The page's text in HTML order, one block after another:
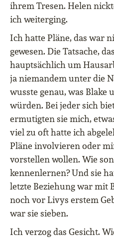
ihrem Tresen. Helen
ich weiterging.
Ich hatte Pläne, das war
gewesen. Die Tatsache,
hauptsächlich um
ja niemandem unter die
wusste genau, was Blake
würden. Bei jeder sich
ermutigten sie mich,
viel zu oft hatte ich
Pläne involvieren oder
vorstellen wollen. Wie
kennenlernen? Und sie
letzte Beziehung war mit
noch vor Livys erstem
war sie sieben.
Ich verzog das Gesicht.